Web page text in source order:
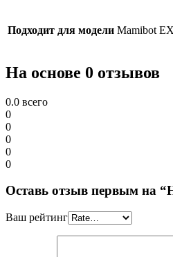
Подходит для модели Mamibot
На основе 0 отзывов
0.0 всего
0
0
0
0
0
Оставь отзыв первым на
Ваш рейтинг